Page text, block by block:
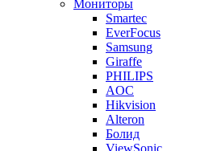
Мониторы
Smartec
EverFocus
Samsung
Giraffe
PHILIPS
AOC
Hikvision
Alteron
Болид
ViewSonic